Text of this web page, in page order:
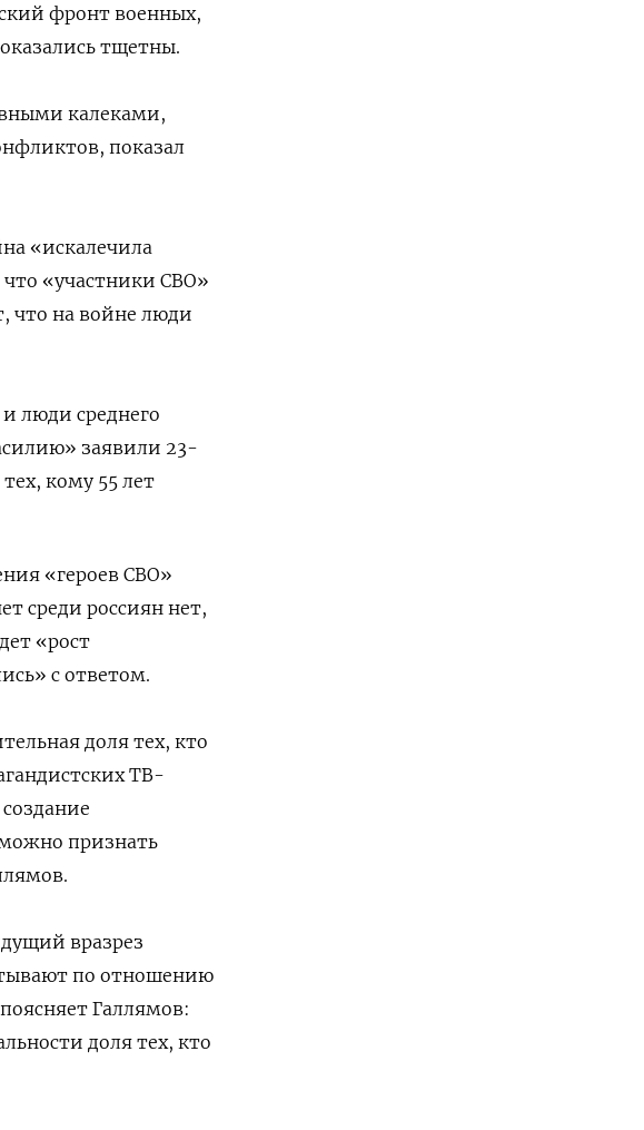
фронт военных,
тщетны.
калеками,
показал
«искалечила
«участники СВО»
что на войне люди
люди среднего
заявили 23-
кому 55 лет
«героев СВО»
среди россиян нет,
«рост
с ответом.
доля тех, кто
ТВ-
признать
вразрез
по отношению
Галлямов:
доля тех, кто